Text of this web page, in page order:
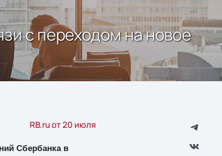
с переходом на новое
RB.ru от 20 июля
Сбербанка в